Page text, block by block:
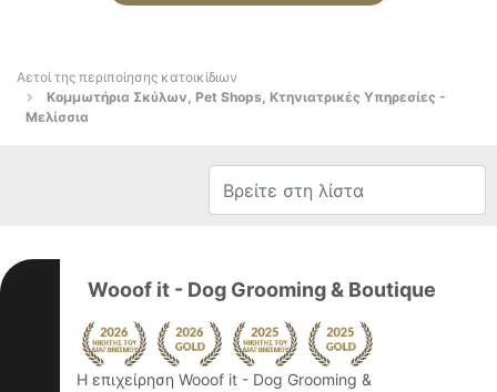
Αετοί της περιποίησης κατοικίδιων
Κομμωτήρια Σκύλων, Pet Shops, Κτηνιατρικές Υπηρεσίες -
Μελίσσια
Wooof it - Dog Grooming & Boutique
Η επιχείρηση Wooof it - Dog Grooming &